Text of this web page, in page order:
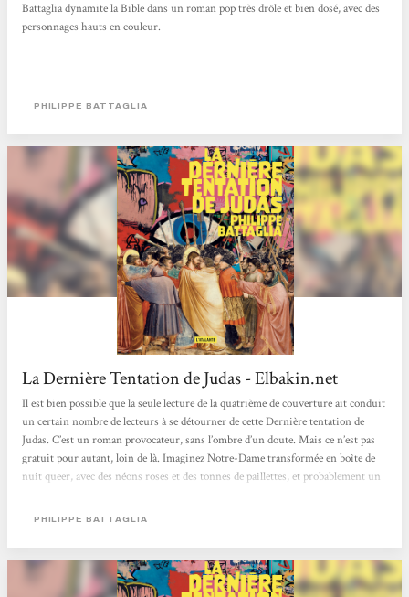
Battaglia dynamite la Bible dans un roman pop très drôle et bien dosé, avec des
personnages hauts en couleur.
PHILIPPE BATTAGLIA
La Dernière Tentation de Judas - Elbakin.net
Il est bien possible que la seule lecture de la quatrième de couverture ait conduit
un certain nombre de lecteurs à se détourner de cette Dernière tentation de
Judas. C’est un roman provocateur, sans l’ombre d’un doute. Mais ce n’est pas
gratuit pour autant, loin de là. Imaginez Notre-Dame transformée en boîte de
nuit queer, avec des néons roses et des tonnes de paillettes, et probablement un
idée du (sacré) pas de côté que fait ce texte par rapport à la Bible. Vous
PHILIPPE BATTAGLIA